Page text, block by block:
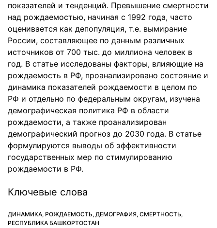
показателей и тенденций. Превышение смертности
над рождаемостью, начиная с 1992 года, часто
оценивается как депопуляция, т.е. вымирание
России, составляющее по данным различных
источников от 700 тыс. до миллиона человек в
год. В статье исследованы факторы, влияющие на
рождаемость в РФ, проанализировано состояние и
динамика показателей рождаемости в целом по
РФ и отдельно по федеральным округам, изучена
демографическая политика РФ в области
рождаемости, а также проанализирован
демографический прогноз до 2030 года. В статье
формулируются выводы об эффективности
государственных мер по стимулированию
рождаемости в РФ.
Ключевые слова
ДИНАМИКА, РОЖДАЕМОСТЬ, ДЕМОГРАФИЯ, СМЕРТНОСТЬ,
РЕСПУБЛИКА БАШКОРТОСТАН